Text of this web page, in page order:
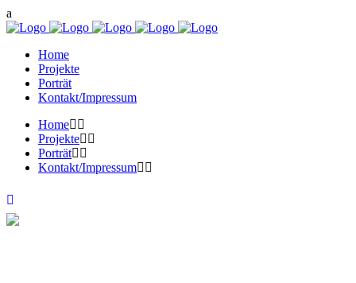
Home
Projekte
Porträt
Kontakt/Impressum
Home
Projekte
Porträt
Kontakt/Impressum